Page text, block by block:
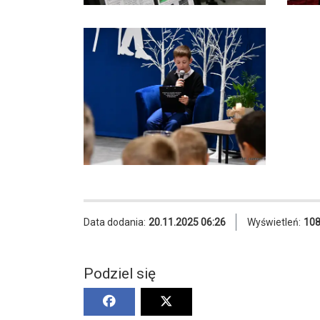
Data dodania: 20.11.2025 06:26 Wyświetleń: 108
Podziel się